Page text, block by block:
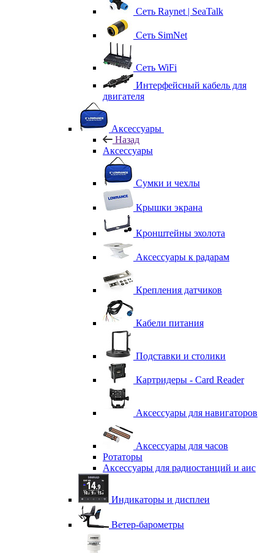
Сеть Raynet | SeaTalk
Сеть SimNet
Сеть WiFi
Интерфейсный кабель для
двигателя
Аксессуары
Назад
Аксессуары
Сумки и чехлы
Крышки экрана
Кронштейны эхолота
Аксессуары к радарам
Крепления датчиков
Кабели питания
Подставки и столики
Картридеры - Card Reader
Аксессуары для навигаторов
Аксессуары для часов
Ротаторы
Аксессуары для радиостанций и аис
Индикаторы и дисплеи
Ветер-барометры